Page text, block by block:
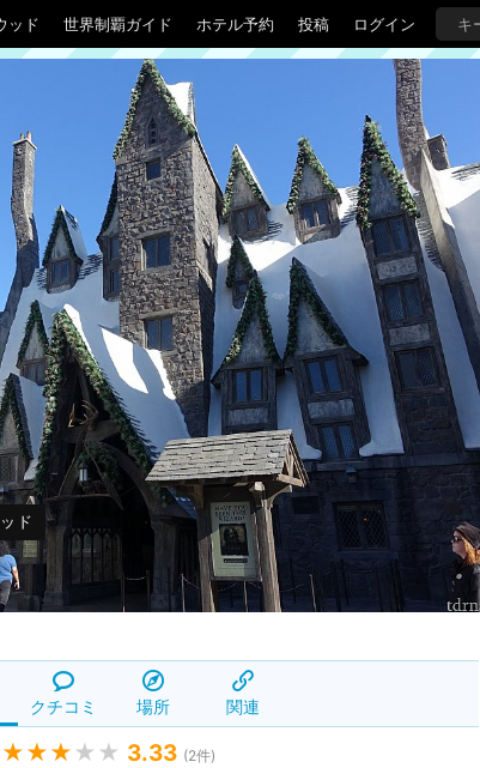
ッド 世界制覇ガイド ホテル予約 投稿 ログイン
ド
クチコミ 場所 関連
★★★ ★★ 3.33 (2件)